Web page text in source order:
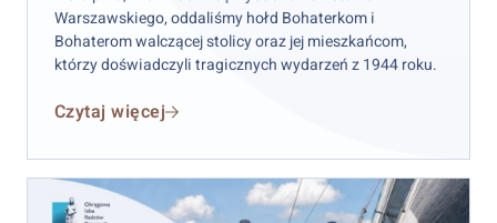
Warszawskiego, oddaliśmy hołd Bohaterkom i
Bohaterom walczącej stolicy oraz jej mieszkańcom,
którzy doświadczyli tragicznych wydarzeń z 1944 roku.
Czytaj więcej